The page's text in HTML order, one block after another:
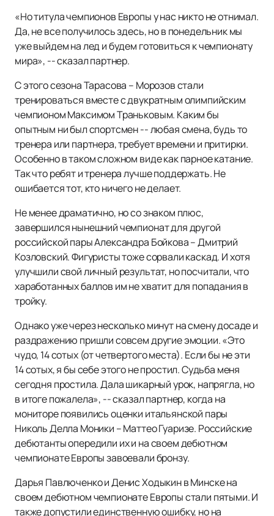
«Но титула чемпионов Европы у нас никто не отнимал.
Да, не все получилось здесь, но в понедельник мы
уже выйдем на лед и будем готовиться к чемпионату
мира», -- сказал партнер.
С этого сезона Тарасова – Морозов стали
тренироваться вместе с двукратным олимпийским
чемпионом Максимом Траньковым. Каким бы
опытным ни был спортсмен -- любая смена, будь то
тренера или партнера, требует времени и притирки.
Особенно в таком сложном виде как парное катание.
Так что ребят и тренера лучше поддержать. Не
ошибается тот, кто ничего не делает.
Не менее драматично, но со знаком плюс,
завершился нынешний чемпионат для другой
российской пары Александра Бойкова – Дмитрий
Козловский. Фигуристы тоже сорвали каскад. И хотя
улучшили свой личный результат, но посчитали, что
хаработанных баллов им не хватит для попадания в
тройку.
Однако уже через несколько минут на смену досаде и
раздражению пришли совсем другие эмоции. «Это
чудо, 14 сотых (от четвертого места). Если бы не эти
14 сотых, я бы себе этого не простил. Судьба меня
сегодня простила. Дала шикарный урок, напрягла, но
в итоге пожалела», -- сказал партнер, когда на
мониторе появились оценки итальянской пары
Николь Делла Моники – Маттео Гуаризе. Российские
дебютанты опередили их и на своем дебютном
чемпионате Европы завоевали бронзу.
Дарья Павлюченко и Денис Ходыкин в Минске на
своем дебютном чемпионате Европы стали пятыми. И
также допустили единственную ошибку, но на